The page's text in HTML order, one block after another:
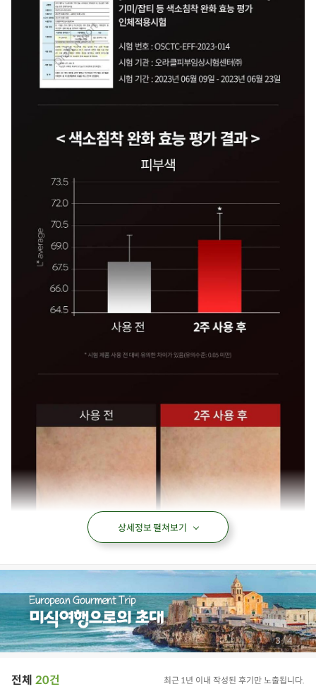
상세정보 펼쳐보기
3/4
전체 20건 최근 1년 이내 작성된 후기만 노출됩니다.